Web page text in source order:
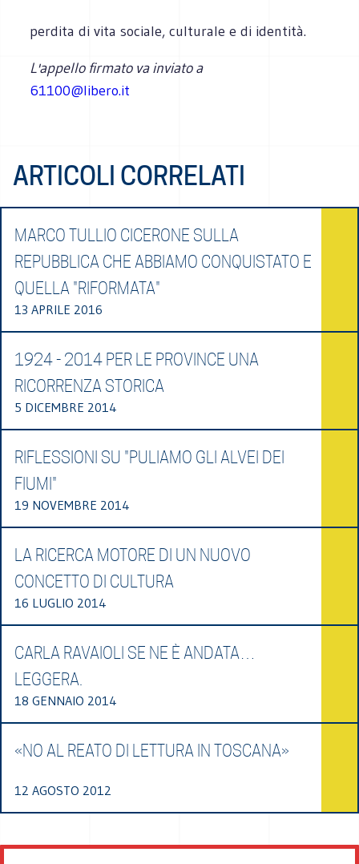
perdita di vita sociale, culturale e di identità.
L'appello firmato va inviato a
61100@libero.it
ARTICOLI CORRELATI
MARCO TULLIO CICERONE SULLA
REPUBBLICA CHE ABBIAMO CONQUISTATO E
QUELLA "RIFORMATA"
13 APRILE 2016
1924 - 2014 PER LE PROVINCE UNA
RICORRENZA STORICA
5 DICEMBRE 2014
RIFLESSIONI SU "PULIAMO GLI ALVEI DEI
FIUMI"
19 NOVEMBRE 2014
LA RICERCA MOTORE DI UN NUOVO
CONCETTO DI CULTURA
16 LUGLIO 2014
CARLA RAVAIOLI SE NE È ANDATA…
LEGGERA.
18 GENNAIO 2014
«NO AL REATO DI LETTURA IN TOSCANA»
12 AGOSTO 2012